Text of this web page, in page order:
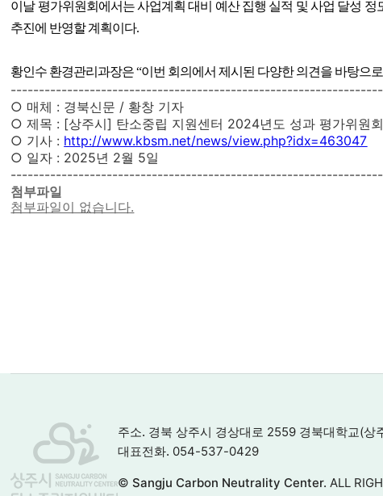
이날 평가위원회에서는 사업계획 대비 예산 집행 실적 및 사업 달성
추진에 반영할 계획이다.
황인수 환경관리과장은 “이번 회의에서 제시된 다양한 의견을 바탕으
○ 매체 : 경북신문 / 황창 기자
○ 제목 : [상주시] 탄소중립 지원센터 2024년도 성과 평가위원
○ 기사 : http://www.kbsm.net/news/view.php?idx=463047
○ 일자 : 2025년 2월 5일
첨부파일
첨부파일이 없습니다.
주소. 경북 상주시 경상대로 2559 경북대학교(상
대표전화. 054-537-0429
©Sangju Carbon Neutrality Center. ALL